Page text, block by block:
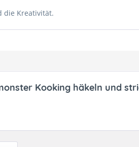
die Kreativität.
Kooking häkeln und